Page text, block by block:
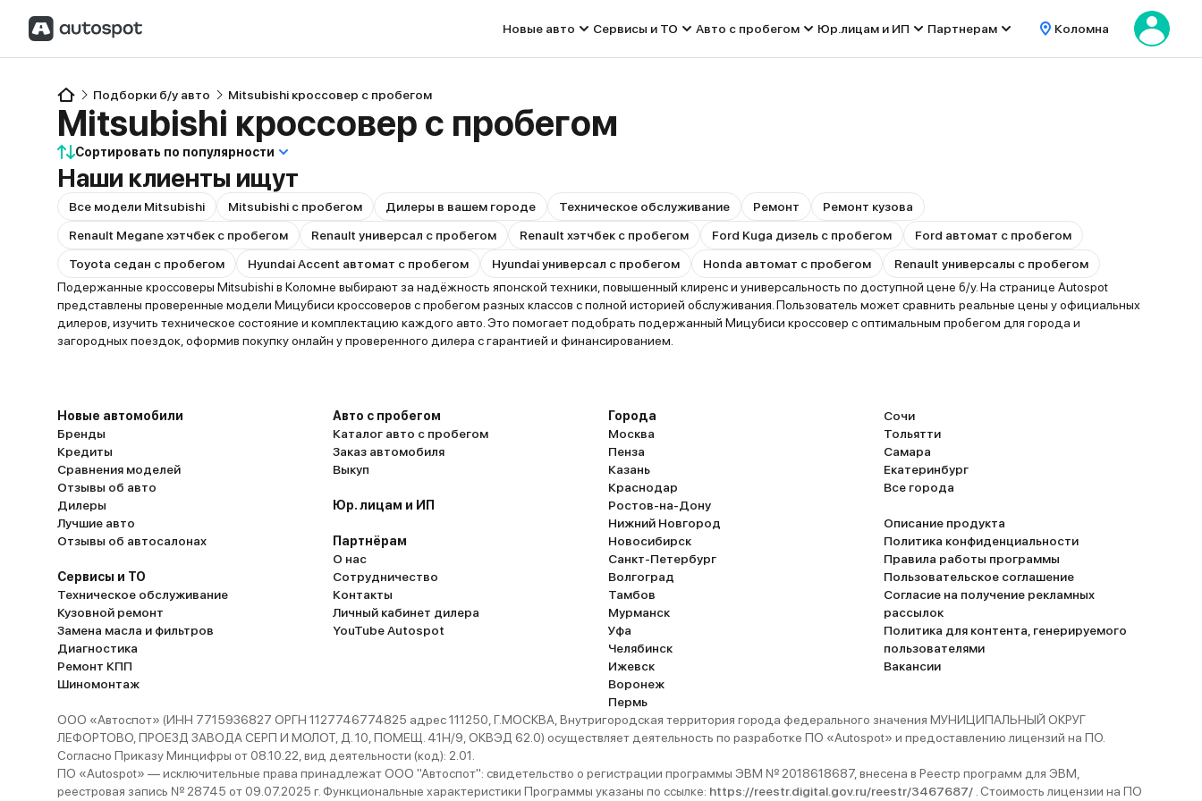
Новые авто Сервисы и ТО Авто с пробегом Юр.лицам и ИП Партнерам Коломна
Подборки б/у авто Mitsubishi кроссовер с пробегом
Mitsubishi кроссовер с пробегом
Сортировать по популярности
Наши клиенты ищут
Все модели Mitsubishi Mitsubishi с пробегом Дилеры в вашем городе Техническое обслуживание Ремонт
Ремонт кузова
Renault Megane хэтчбек с пробегом
Renault универсал с пробегом Renault хэтчбек с пробегом Ford Kuga дизель с пробегом
Ford автомат с пробегом
Toyota седан с пробегом
Hyundai Accent автомат с пробегом Hyundai универсал с пробегом Honda автомат с пробегом
Renault универсалы с пробегом
Подержанные кроссоверы Mitsubishi в Коломне выбирают за надёжность японской техники, повышенный клиренс и универсальность по доступной цене б/у. На странице Autospot
представлены проверенные модели Мицубиси кроссоверов с пробегом разных классов с полной историей обслуживания. Пользователь может сравнить реальные цены у официальных
дилеров, изучить техническое состояние и комплектацию каждого авто. Это помогает подобрать подержанный Мицубиси кроссовер с оптимальным пробегом для города и
загородных поездок, оформив покупку онлайн у проверенного дилера с гарантией и финансированием.
Новые автомобили
Бренды
Кредиты
Сравнения моделей
Отзывы об авто
Дилеры
Лучшие авто
Отзывы об автосалонах
Сервисы и ТО
Техническое обслуживание
Кузовной ремонт
Замена масла и фильтров
Диагностика
Ремонт КПП
Шиномонтаж
Авто с пробегом
Каталог авто с пробегом
Заказ автомобиля
Выкуп
Юр. лицам и ИП
Партнёрам
О нас
Сотрудничество
Контакты
Личный кабинет дилера
YouTube Autospot
Города
Москва
Пенза
Казань
Краснодар
Ростов-на-Дону
Нижний Новгород
Новосибирск
Санкт-Петербург
Волгоград
Тамбов
Мурманск
Уфа
Челябинск
Ижевск
Воронеж
Пермь
Сочи
Тольятти
Самара
Екатеринбург
Все города
Описание продукта
Политика конфиденциальности
Правила работы программы
Пользовательское соглашение
Согласие на получение рекламных
рассылок
Политика для контента, генерируемого
пользователями
Вакансии
ООО «Автоспот» (ИНН 7715936827 ОРГН 1127746774825 адрес 111250, Г.МОСКВА, Внутригородская территория города федерального значения МУНИЦИПАЛЬНЫЙ ОКРУГ
ЛЕФОРТОВО, ПРОЕЗД ЗАВОДА СЕРП И МОЛОТ, Д. 10, ПОМЕЩ. 41Н/9, ОКВЭД 62.0) осуществляет деятельность по разработке ПО «Autospot» и предоставлению лицензий на ПО.
Согласно Приказу Минцифры от 08.10.22, вид деятельности (код): 2.01.
ПО «Autospot» — исключительные права принадлежат ООО "Автоспот": свидетельство о регистрации программы ЭВМ № 2018618687, внесена в Реестр программ для ЭВМ,
реестровая запись № 28745 от 09.07.2025 г. Функциональные характеристики Программы указаны по ссылке: https://reestr.digital.gov.ru/reestr/3467687/ . Стоимость лицензии на ПО